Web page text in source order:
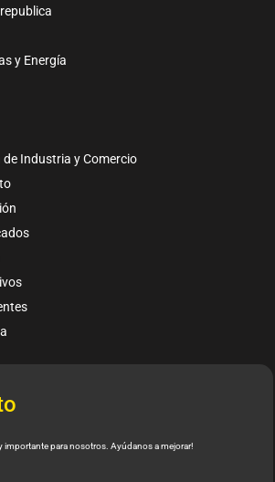
y Energía
Industria y Comercio
importante para nosotros. Ayúdanos a mejorar!